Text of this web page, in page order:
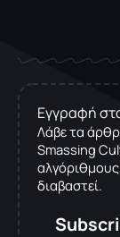
Εγγραφή
Λάβε τα
Smassing
διαβαστεί.